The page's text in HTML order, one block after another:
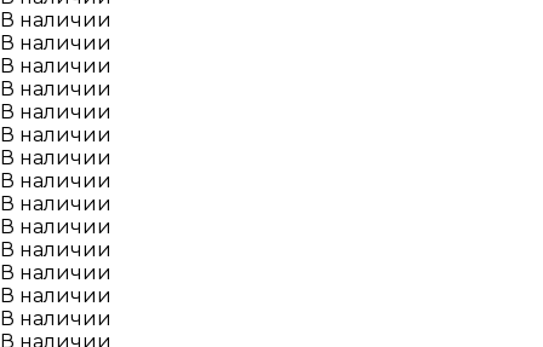
В наличии
В наличии
В наличии
В наличии
В наличии
В наличии
В наличии
В наличии
В наличии
В наличии
В наличии
В наличии
В наличии
В наличии
В наличии